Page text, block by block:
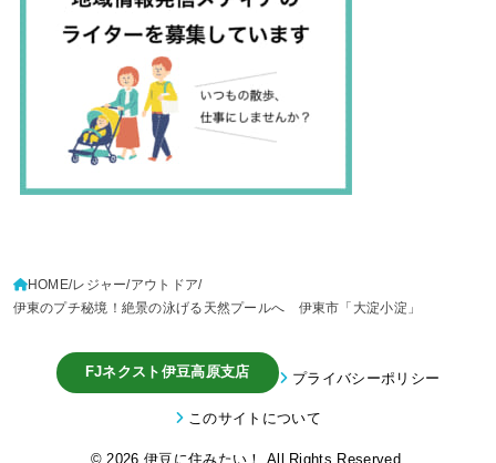
HOME レジャー アウトドア
伊東のプチ秘境！絶景の泳げる天然プールへ 伊東市「大淀小淀」
FJネクスト伊豆高原支店 プライバシーポリシー
このサイトについて
© 2026 伊豆に住みたい！ All Rights Reserved.